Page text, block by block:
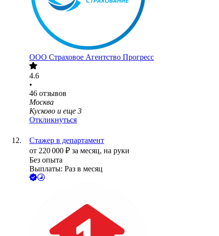
ООО Страховое Агентство Прогресс
4.6
•
46 отзывов
Москва
Кусково и еще 3
Откликнуться
Стажер в департамент
от 220 000 ₽ за месяц, на руки
Без опыта
Выплаты: Раз в месяц